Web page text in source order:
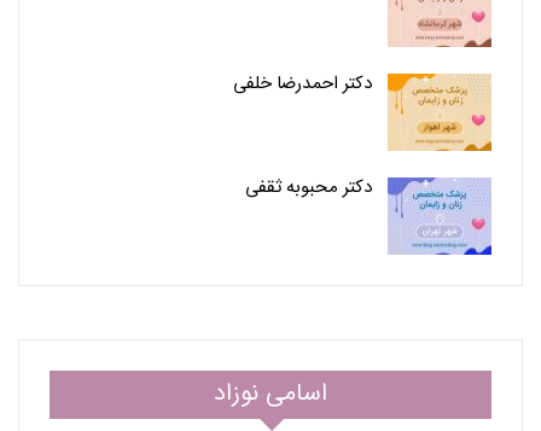
دکتر احمدرضا خلفی
دکتر محبوبه ثقفی
اسامی نوزاد